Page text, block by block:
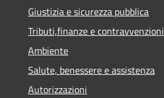
Giustizia e sicurezza pubblica
Tributi,finanze e contravvenzioni
Ambiente
Salute, benessere e assistenza
Autorizzazioni